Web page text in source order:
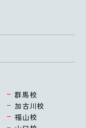
群馬校
加古川校
福山校